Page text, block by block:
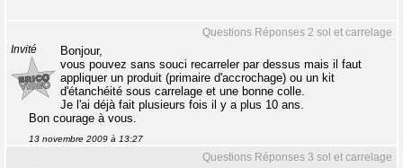
Questions Réponses 2 sol et carrelage
Invité
Bonjour,
vous pouvez sans souci recarreler par dessus mais il faut
appliquer un produit (primaire d'accrochage) ou un kit
d'étanchéité sous carrelage et une bonne colle.
Je l'ai déjà fait plusieurs fois il y a plus 10 ans.
Bon courage à vous.
13 novembre 2009 à 13:27
Questions Réponses 3 sol et carrelage